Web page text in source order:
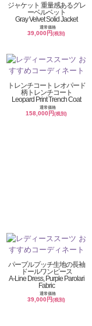
ジャケット 重量感あるグレ
ーベルベット
Gray Velvet Solid Jacket
通常価格
39,000円(税別)
トレンチコート レオパード
柄トレンチコート
Leopard Print Trench Coat
通常価格
158,000円(税別)
パープルプッチ生地の長袖
ドールワンピース
A-Line Dress, Purple Parolari
Fabric
通常価格
39,000円(税別)